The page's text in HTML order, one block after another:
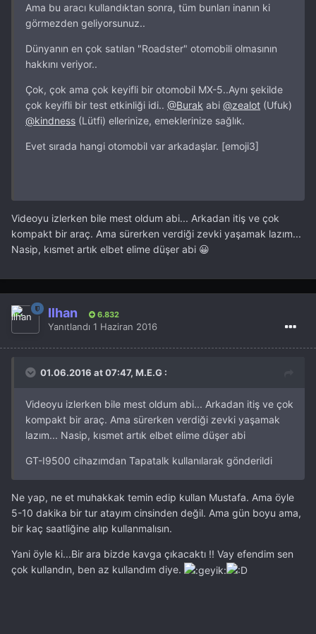
Ama bu aracı kullandıktan sonra, tüm bunları inanın ki
görmezden geliyorsunuz..
Dünyanın en çok satılan "Roadster" otomobili olmasının
hakkını veriyor..
Çok, çok ama çok keyifli bir otomobil MX-5..Aynı şekilde
çok keyifli bir test etkinliği idi.. @Burak abi @zealot (Ufuk)
@kindness (Lütfi) ellerinize, emeklerinize sağlık.
Evet sırada hangi otomobil var arkadaşlar. [emoji3]
Videoyu izlerken bile mest oldum abi... Arkadan itiş ve çok
kompakt bir araç. Ama sürerken verdiği zevki yaşamak lazım...
Nasip, kısmet artık elbet elime düşer abi 😀
İlhan 6.832
Yanıtlandı 1 Haziran 2016
01.06.2016 at 07:47, M.E.G :
Videoyu izlerken bile mest oldum abi... Arkadan itiş ve çok
kompakt bir araç. Ama sürerken verdiği zevki yaşamak
lazım... Nasip, kısmet artık elbet elime düşer abi
GT-I9500 cihazımdan Tapatalk kullanılarak gönderildi
Ne yap, ne et muhakkak temin edip kullan Mustafa. Ama öyle
5-10 dakika bir tur atayım cinsinden değil. Ama gün boyu ama,
bir kaç saatliğine alıp kullanmalısın.
Yani öyle ki...Bir ara bizde kavga çıkacaktı !! Vay efendim sen
çok kullandın, ben az kullandım diye.